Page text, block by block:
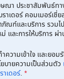
ษณา ประชาสัมพันธ์ท
าเดอร์ คอมเมอร์เชี่ย
ณฑ์และบริการ รวมไ
และการให้บริการ ผ่
ความเข้าใจ และยอม
ยบายความเป็นส่วนตัว
เดอร์. *